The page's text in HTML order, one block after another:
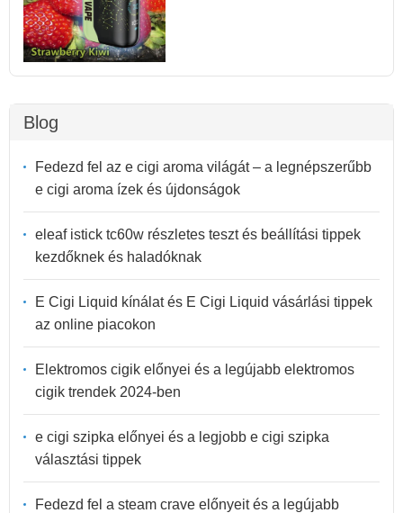
Blog
Fedezd fel az e cigi aroma világát – a legnépszerűbb
e cigi aroma ízek és újdonságok
eleaf istick tc60w részletes teszt és beállítási tippek
kezdőknek és haladóknak
E Cigi Liquid kínálat és E Cigi Liquid vásárlási tippek
az online piacokon
Elektromos cigik előnyei és a legújabb elektromos
cigik trendek 2024-ben
e cigi szipka előnyei és a legjobb e cigi szipka
választási tippek
Fedezd fel a steam crave előnyeit és a legújabb